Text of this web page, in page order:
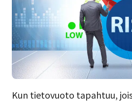
Kun tietovuoto tapahtuu,